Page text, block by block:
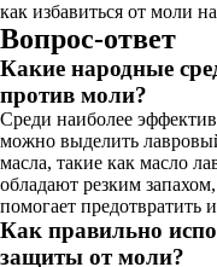
как избавиться от моли
Вопрос-ответ
Какие народные
против моли?
Среди наиболее
можно выделить
масла, такие как масло
обладают резким
помогает предотвратить
Как правильно
защиты от моли?